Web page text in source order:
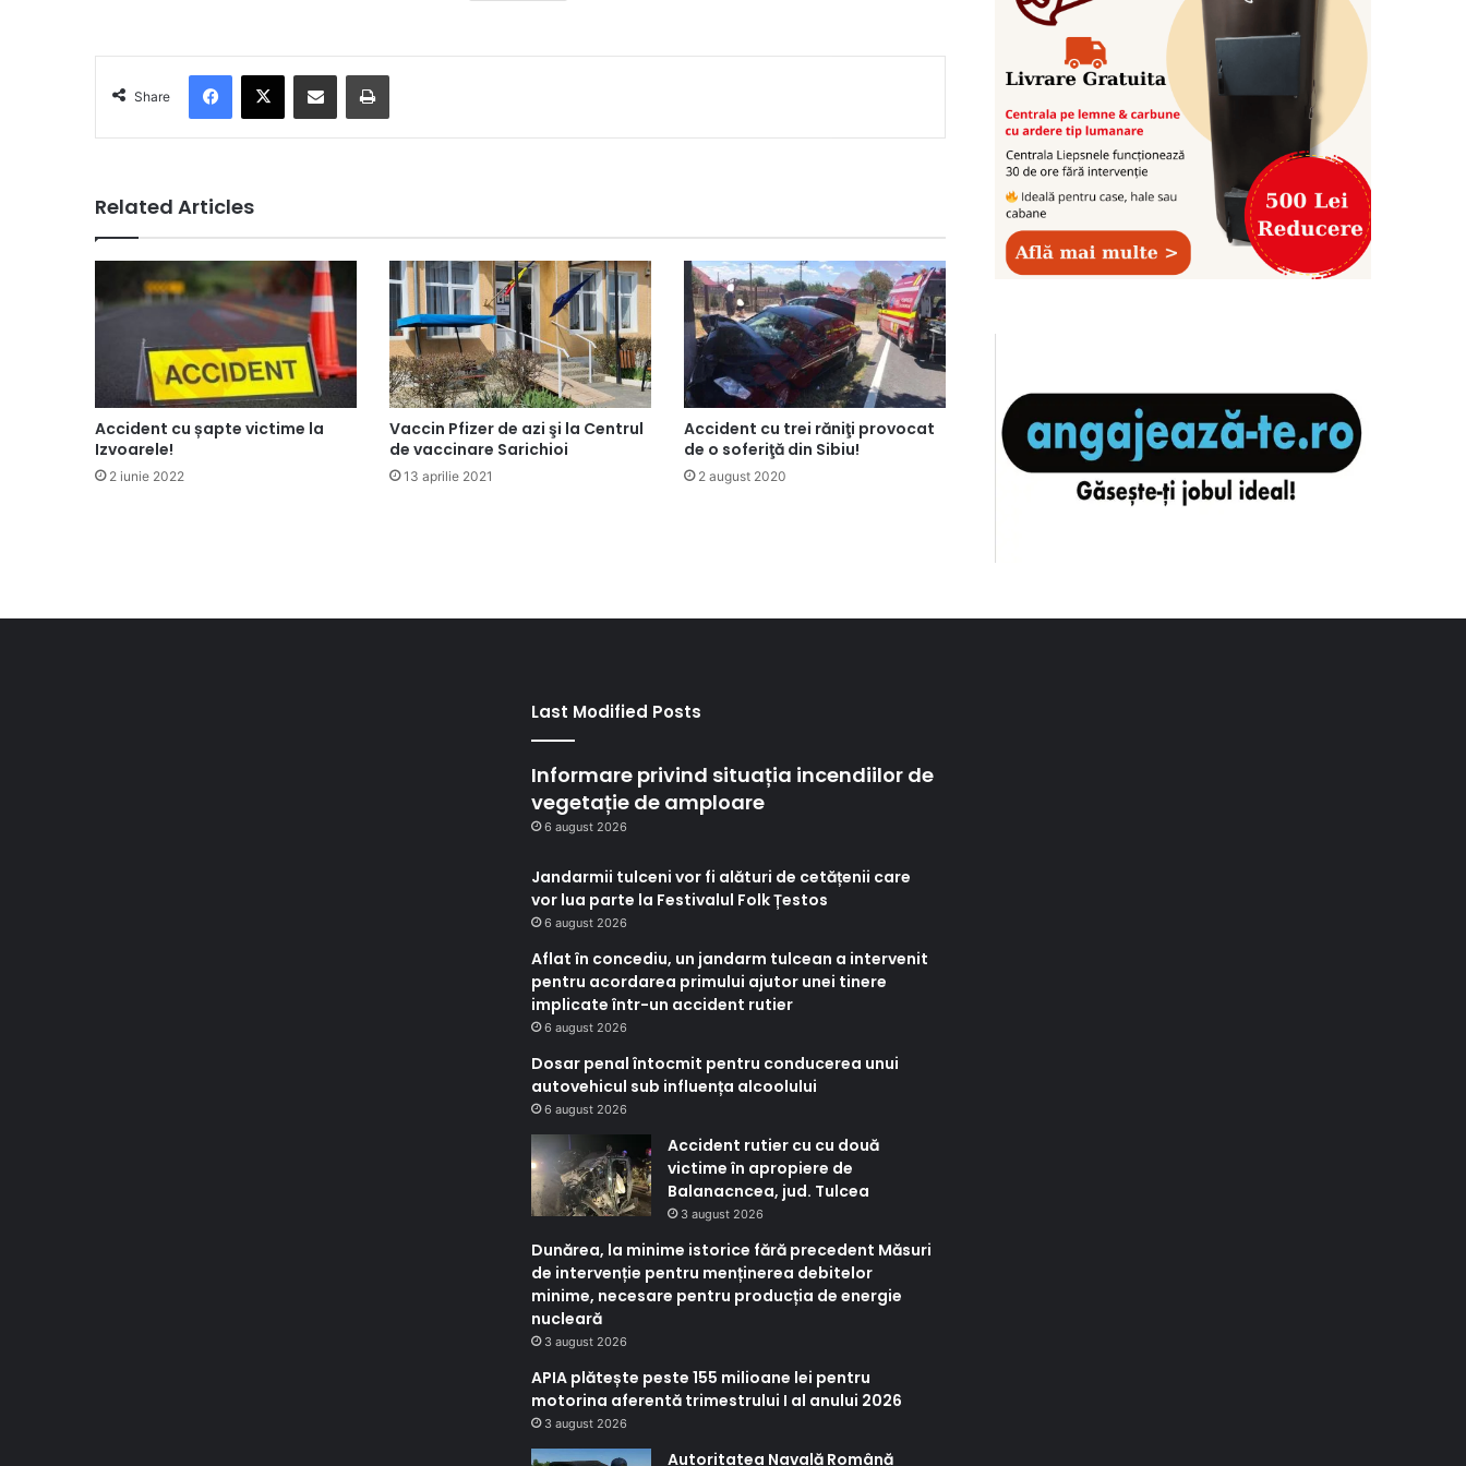
Share
Related Articles
Accident cu șapte victime la
Izvoarele!
2 iunie 2022
Vaccin Pfizer de azi şi la Centrul
de vaccinare Sarichioi
13 aprilie 2021
Accident cu trei răniţi provocat
de o soferiţă din Sibiu!
2 august 2020
Last Modified Posts
Informare privind situația incendiilor de
vegetație de amploare
6 august 2026
Jandarmii tulceni vor fi alături de cetățenii care
vor lua parte la Festivalul Folk Țestos
6 august 2026
Aflat în concediu, un jandarm tulcean a intervenit
pentru acordarea primului ajutor unei tinere
implicate într-un accident rutier
6 august 2026
Dosar penal întocmit pentru conducerea unui
autovehicul sub influența alcoolului
6 august 2026
Accident rutier cu cu două
victime în apropiere de
Balanacncea, jud. Tulcea
3 august 2026
Dunărea, la minime istorice fără precedent Măsuri
de intervenție pentru menținerea debitelor
minime, necesare pentru producția de energie
nucleară
3 august 2026
APIA plătește peste 155 milioane lei pentru
motorina aferentă trimestrului I al anului 2026
3 august 2026
Autoritatea Navală Română